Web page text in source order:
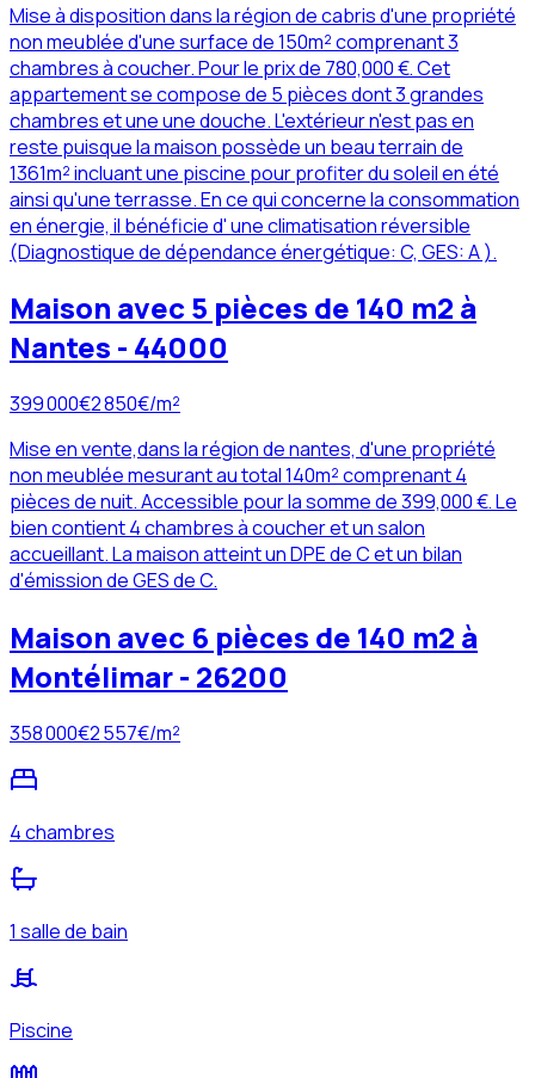
Mise à disposition dans la région de cabris d'une propriété
non meublée d'une surface de 150m² comprenant 3
chambres à coucher. Pour le prix de 780,000 €. Cet
appartement se compose de 5 pièces dont 3 grandes
chambres et une une douche. L'extérieur n'est pas en
reste puisque la maison possède un beau terrain de
1361m² incluant une piscine pour profiter du soleil en été
ainsi qu'une terrasse. En ce qui concerne la consommation
en énergie, il bénéficie d' une climatisation réversible
(Diagnostique de dépendance énergétique: C, GES: A ).
Maison avec 5 pièces de 140 m2 à
Nantes - 44000
399 000€2 850€/m²
Mise en vente,dans la région de nantes, d'une propriété
non meublée mesurant au total 140m² comprenant 4
pièces de nuit. Accessible pour la somme de 399,000 €. Le
bien contient 4 chambres à coucher et un salon
accueillant. La maison atteint un DPE de C et un bilan
d'émission de GES de C.
Maison avec 6 pièces de 140 m2 à
Montélimar - 26200
358 000€2 557€/m²
4 chambres
1 salle de bain
Piscine